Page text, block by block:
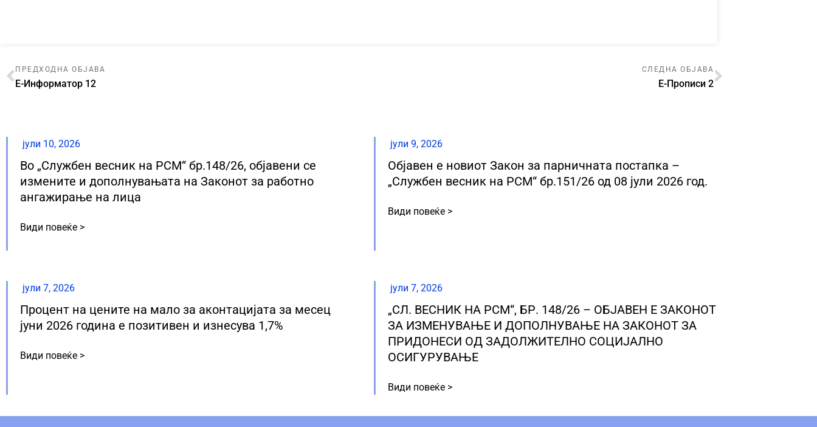
ПРЕДХОДНА ОБЈАВА
E-Информатор 12
СЛЕДНА ОБЈАВА
Е-Прописи 2
јули 10, 2026
Во „Службен весник на РСМ“ бр.148/26, објавени се
измените и дополнувањата на Законот за работно
ангажирање на лица
Види повеќе >
јули 9, 2026
Објавен е новиот Закон за парничната постапка –
„Службен весник на РСМ“ бр.151/26 од 08 јули 2026 год.
Види повеќе >
јули 7, 2026
Процент на цените на мало за аконтацијата за месец
јуни 2026 година е позитивен и изнесува 1,7%
Види повеќе >
јули 7, 2026
„СЛ. ВЕСНИК НА РСМ“, БР. 148/26 – ОБЈАВЕН Е ЗАКОНОТ
ЗА ИЗМЕНУВАЊЕ И ДОПОЛНУВАЊЕ НА ЗАКОНОТ ЗА
ПРИДОНЕСИ ОД ЗАДОЛЖИТЕЛНО СОЦИЈАЛНО
ОСИГУРУВАЊЕ
Види повеќе >